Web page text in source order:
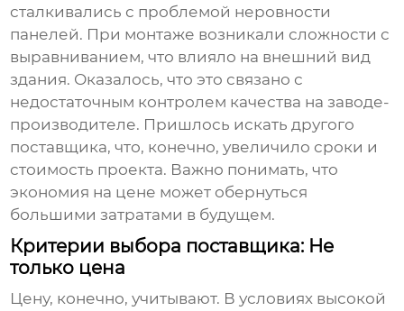
сталкивались с проблемой неровности
панелей. При монтаже возникали сложности с
выравниванием, что влияло на внешний вид
здания. Оказалось, что это связано с
недостаточным контролем качества на заводе-
производителе. Пришлось искать другого
поставщика, что, конечно, увеличило сроки и
стоимость проекта. Важно понимать, что
экономия на цене может обернуться
большими затратами в будущем.
Критерии выбора поставщика: Не
только цена
Цену, конечно, учитывают. В условиях высокой